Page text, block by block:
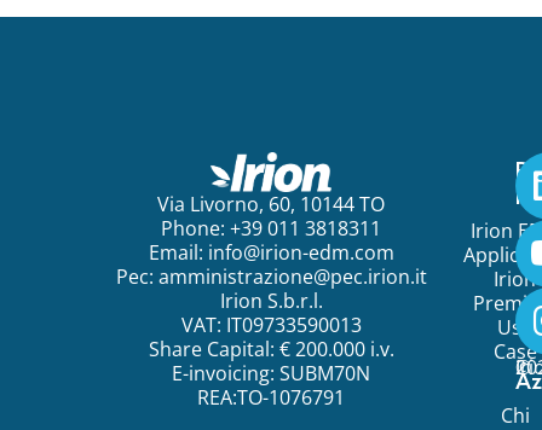
Via Livorno, 60, 10144 TO
Phone: +39 011 3818311
Email: info@irion-edm.com
Pec: amministrazione@pec.irion.it
Irion S.b.r.l.
VAT: IT09733590013
Share Capital: € 200.000 i.v.
E-invoicing: SUBM70N
REA:TO-1076791
Irion
Irion
Use
Case
Chi
©